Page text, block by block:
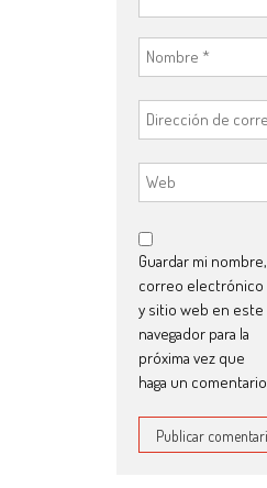
Guardar mi nombre,
correo electrónico
y sitio web en este
navegador para la
próxima vez que
haga un comentario.